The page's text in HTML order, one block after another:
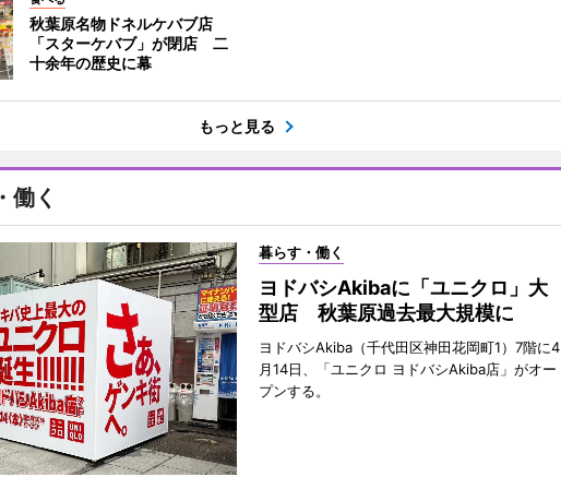
秋葉原名物ドネルケバブ店
「スターケバブ」が閉店 二
十余年の歴史に幕
もっと見る
働く
暮らす・働く
ヨドバシAkibaに「ユニクロ」大
型店 秋葉原過去最大規模に
ヨドバシAkiba（千代田区神田花岡町1）7階に4
月14日、「ユニクロ ヨドバシAkiba店」がオー
プンする。